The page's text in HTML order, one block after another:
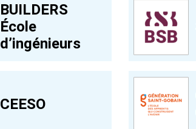
BUILDERS
École
d’ingénieurs
CEESO